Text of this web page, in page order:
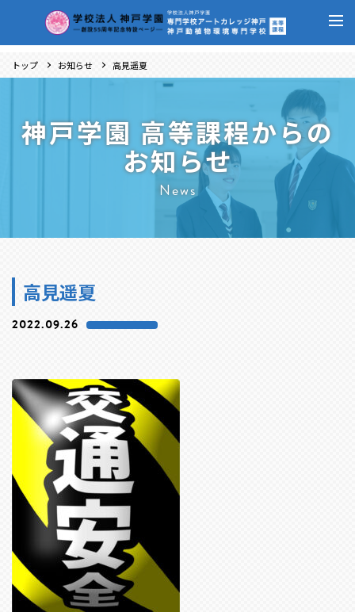
トップ お知らせ 高見遥夏
神戸学園 高等課程からの
お知らせ
News
高見遥夏
2022.09.26